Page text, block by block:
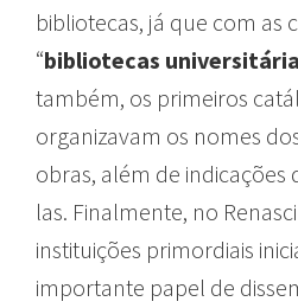
bibliotecas, já que com as
“bibliotecas
também, os primeiros
organizavam os nomes
obras, além de
las. Finalmente, no
instituições primordiais
importante papel de